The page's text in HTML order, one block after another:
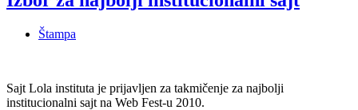
Štampa
Sajt Lola instituta je prijavljen za takmičenje za najbolji
institucionalni sajt na Web Fest-u 2010.